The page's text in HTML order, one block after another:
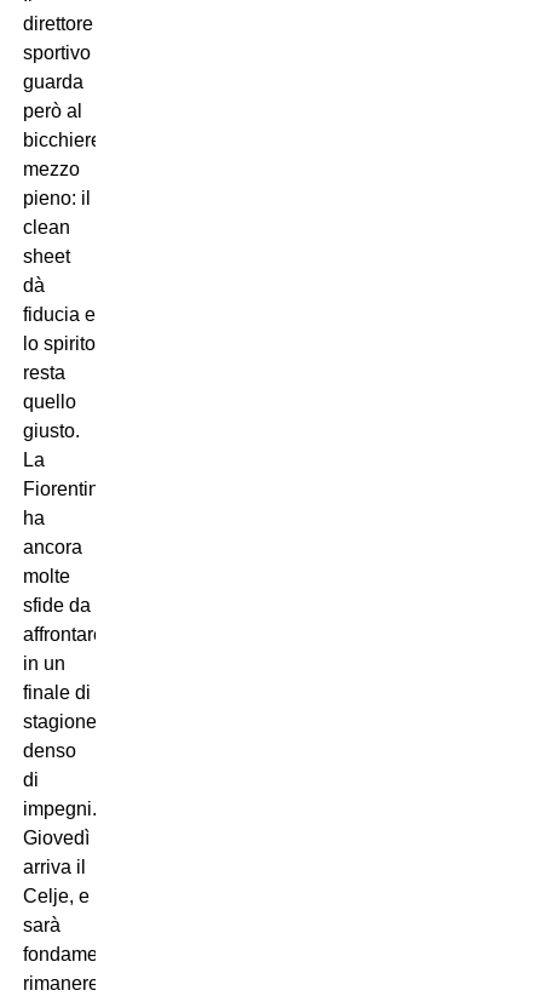
direttore
sportivo
guarda
però al
bicchiere
mezzo
pieno: il
clean
sheet
dà
fiducia e
lo spirito
resta
quello
giusto.
La
Fiorentina
ha
ancora
molte
sfide da
affrontare
in un
finale di
stagione
denso
di
impegni.
Giovedì
arriva il
Celje, e
sarà
fondamentale
rimanere